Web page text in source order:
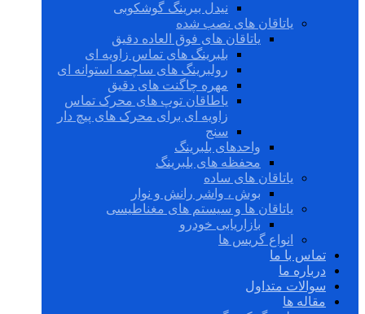
نیدل بیرینگ گوشکوبی
یاتاقان های نصب شده
یاتاقان های فوق العاده دقیق
بلبرینگ های تماس زاویه ای
رولبرینگ های ساچمه استوانه ای
مهره چاگنت های دقیق
یاطاقان توپ های محرک تماس
زاویه ای برای محرک های پیچ دار
سنج
واحدهای بلبرینگ
محفظه های بلبرینگ
یاتاقان های ساده
بوش ، واشر رانش و نوار
یاتاقان ها و سیستم های مغناطیسی
بازاریابی خودرو
انواع گریس ها
تماس با ما
درباره ما
سوالات متداول
مقاله ها